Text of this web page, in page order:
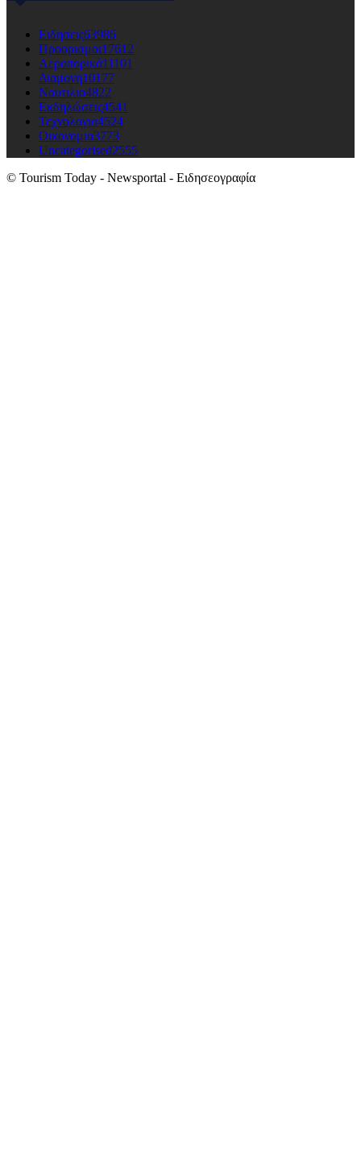
Ειδησεις63986
Προορισμοι17612
Αεροπορικά11101
Διαμονη10177
Ναυτιλια4822
Εκδηλώσεις4541
Τεχνολογια4524
Οικονομια3773
Uncategorised2555
© Tourism Today - Newsportal - Ειδησεογραφία